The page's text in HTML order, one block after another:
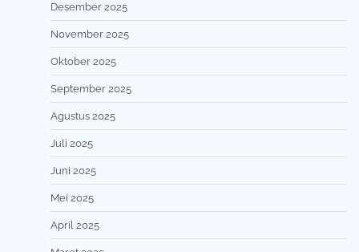
Desember 2025
November 2025
Oktober 2025
September 2025
Agustus 2025
Juli 2025
Juni 2025
Mei 2025
April 2025